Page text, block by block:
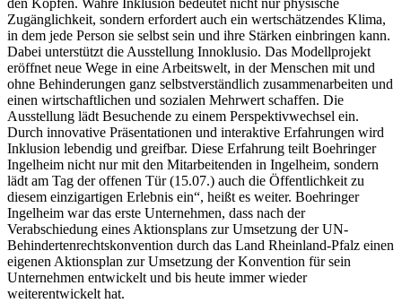
den Köpfen. Wahre Inklusion bedeutet nicht nur physische
Zugänglichkeit, sondern erfordert auch ein wertschätzendes Klima,
in dem jede Person sie selbst sein und ihre Stärken einbringen kann.
Dabei unterstützt die Ausstellung Innoklusio. Das Modellprojekt
eröffnet neue Wege in eine Arbeitswelt, in der Menschen mit und
ohne Behinderungen ganz selbstverständlich zusammenarbeiten und
einen wirtschaftlichen und sozialen Mehrwert schaffen. Die
Ausstellung lädt Besuchende zu einem Perspektivwechsel ein.
Durch innovative Präsentationen und interaktive Erfahrungen wird
Inklusion lebendig und greifbar. Diese Erfahrung teilt Boehringer
Ingelheim nicht nur mit den Mitarbeitenden in Ingelheim, sondern
lädt am Tag der offenen Tür (15.07.) auch die Öffentlichkeit zu
diesem einzigartigen Erlebnis ein“, heißt es weiter. Boehringer
Ingelheim war das erste Unternehmen, dass nach der
Verabschiedung eines Aktionsplans zur Umsetzung der UN-
Behindertenrechtskonvention durch das Land Rheinland-Pfalz einen
eigenen Aktionsplan zur Umsetzung der Konvention für sein
Unternehmen entwickelt und bis heute immer wieder
weiterentwickelt hat.